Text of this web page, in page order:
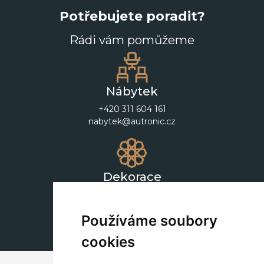
Používáme soubory
cookies
Potřebujete poradit?
Rádi vám pomůžeme
Nábytek
+420 311 604 161
nabytek@autronic.cz
Dekorace